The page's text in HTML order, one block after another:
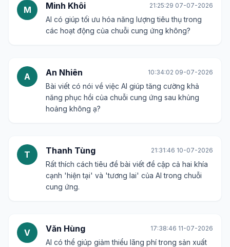
M Minh Khôi 21:25:29 07-07-2026
AI có giúp tối ưu hóa năng lượng tiêu thụ trong
các hoạt động của chuỗi cung ứng không?
A An Nhiên 10:34:02 09-07-2026
Bài viết có nói về việc AI giúp tăng cường khả
năng phục hồi của chuỗi cung ứng sau khủng
hoảng không ạ?
T Thanh Tùng 21:31:46 10-07-2026
Rất thích cách tiêu đề bài viết đề cập cả hai khía
cạnh 'hiện tại' và 'tương lai' của AI trong chuỗi
cung ứng.
V Văn Hùng 17:38:46 11-07-2026
AI có thể giúp giảm thiểu lãng phí trong sản xuất